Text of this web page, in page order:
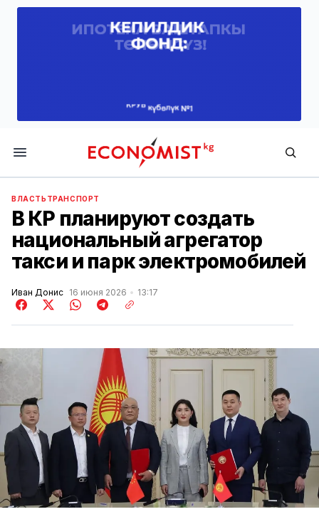
Economist.kg
ВЛАСТЬТРАНСПОРТ
В КР планируют создать
национальный агрегатор
такси и парк электромобилей
Иван Донис 16 июня 2026 13:17